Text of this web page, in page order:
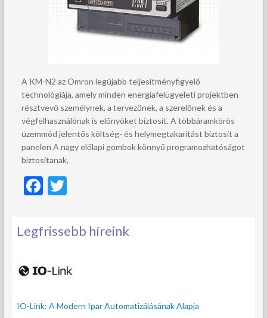
A KM-N2 az Omron legújabb teljesítményfigyelő
technológiája, amely minden energiafelügyeleti projektben
résztvevő személynek, a tervezőnek, a szerelőnek és a
végfelhasználónak is előnyöket biztosít. A többáramkörös
üzemmód jelentős költség- és helymegtakarítást biztosít a
panelen A nagy előlapi gombok könnyű programozhatóságot
biztosítanak,
F
e
b
o
o
k
T
itt
er
Legfrissebb híreink
IO-Link: A Modern Ipar Automatizálásának Alapja